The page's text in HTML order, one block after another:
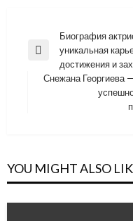
Навигация
по
записям
Previous
Биография
уникальная
достижения и
Снежана Георгиева
YOU MIGHT ALSO